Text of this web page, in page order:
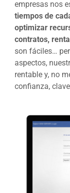
empresas nos
tiempos de
optimizar
contratos,
son fáciles…
aspectos,
rentable y, no
confianza,